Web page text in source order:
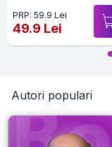
PRP: 59.9 Lei
49.9 Lei
Autori populari